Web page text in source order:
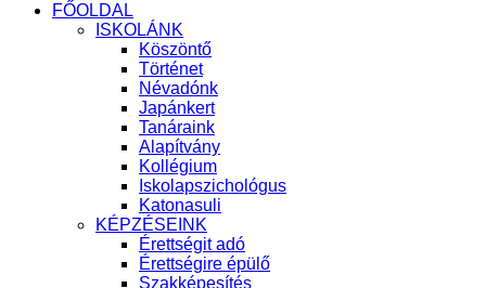
FŐOLDAL
ISKOLÁNK
Köszöntő
Történet
Névadónk
Japánkert
Tanáraink
Alapítvány
Kollégium
Iskolapszichológus
Katonasuli
KÉPZÉSEINK
Érettségit adó
Érettségire épülő
Szakképesítés